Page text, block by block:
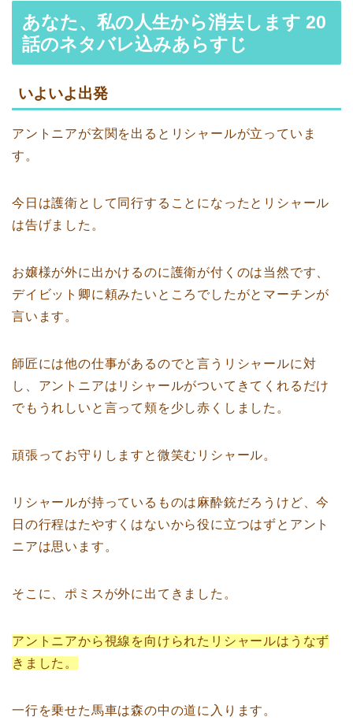
あなた、私の人生から消去します 20
話のネタバレ込みあらすじ
いよいよ出発
アントニアが玄関を出るとリシャールが立っていま
す。
今日は護衛として同行することになったとリシャール
は告げました。
お嬢様が外に出かけるのに護衛が付くのは当然です、
デイビット卿に頼みたいところでしたがとマーチンが
言います。
師匠には他の仕事があるのでと言うリシャールに対
し、アントニアはリシャールがついてきてくれるだけ
でもうれしいと言って頬を少し赤くしました。
頑張ってお守りしますと微笑むリシャール。
リシャールが持っているものは麻酔銃だろうけど、今
日の行程はたやすくはないから役に立つはずとアント
ニアは思います。
そこに、ポミスが外に出てきました。
アントニアから視線を向けられたリシャールはうなず
きました。
一行を乗せた馬車は森の中の道に入ります。